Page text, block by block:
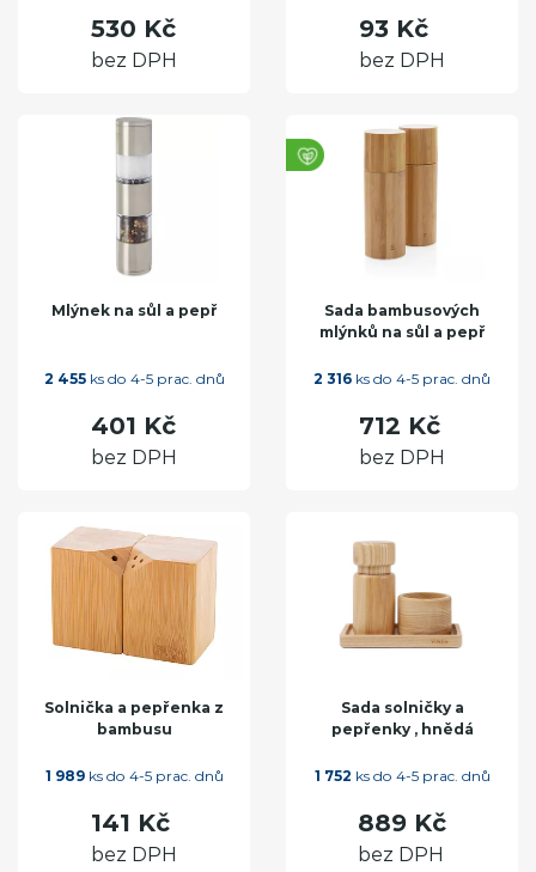
530 Kč
bez DPH
93 Kč
bez DPH
Mlýnek na sůl a pepř
2 455ks do 4-5 prac. dnů
401 Kč
bez DPH
Sada bambusových
mlýnků na sůl a pepř
2 316 ks do 4-5 prac. dnů
712 Kč
bez DPH
Solnička a pepřenka z
bambusu
1 989ks do 4-5 prac. dnů
141 Kč
bez DPH
Sada solničky a
pepřenky , hnědá
1 752 ks do 4-5 prac. dnů
889 Kč
bez DPH